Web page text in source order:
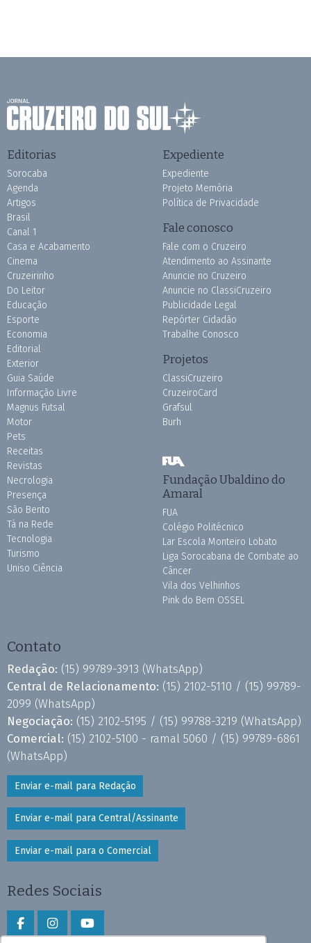
Editorias
Sorocaba
Agenda
Artigos
Brasil
Canal 1
Casa e Acabamento
Cinema
Cruzeirinho
Do Leitor
Educação
Esporte
Economia
Editorial
Exterior
Guia Saúde
Informação Livre
Magnus Futsal
Motor
Pets
Receitas
Revistas
Necrologia
Presença
São Bento
Tá na Rede
Tecnologia
Turismo
Uniso Ciência
Expediente
Expediente
Projeto Memória
Política de Privacidade
Fale conosco
Fale com o Cruzeiro
Atendimento ao Assinante
Anuncie no Cruzeiro
Anuncie no ClassiCruzeiro
Publicidade Legal
Repórter Cidadão
Trabalhe Conosco
Projetos
ClassiCruzeiro
CruzeiroCard
Grafsul
Burh
Fundação Ubaldino do
Amaral
FUA
Colégio Politécnico
Lar Escola Monteiro Lobato
Liga Sorocabana de Combate ao
Câncer
Vila dos Velhinhos
Pink do Bem OSSEL
Contato
Redação: (15) 99789-3913 (WhatsApp)
Central de Relacionamento: (15) 2102-5110 / (15) 99789-
2099 (WhatsApp)
Negociação: (15) 2102-5195 / (15) 99788-3219 (WhatsApp)
Comercial: (15) 2102-5100 - ramal 5060 / (15) 99789-6861
(WhatsApp)
Enviar e-mail para Redação
Enviar e-mail para Central/Assinante
Enviar e-mail para o Comercial
Redes Sociais